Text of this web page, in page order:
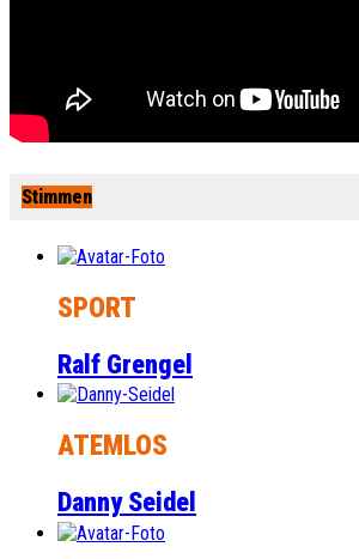
Stimmen
SPORT
Ralf Grengel
ATEMLOS
Danny Seidel